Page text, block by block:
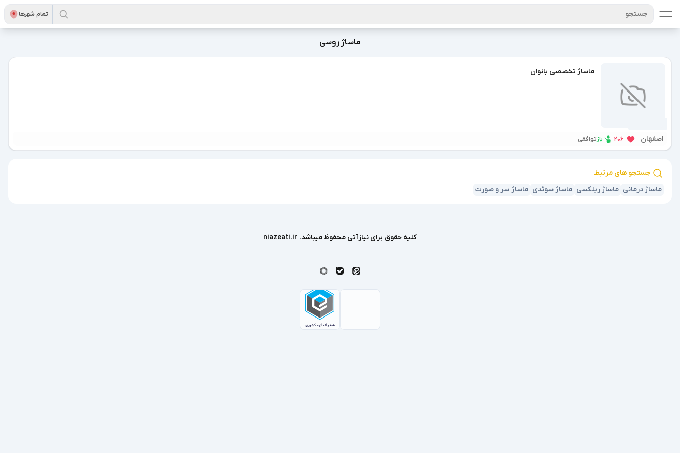
تمام شهر‌ها جستجو
ماساژ روسی
ماساژ تخصصی بانوان
اصفهان 206 بازتوافقی
جستجو های مرتبط
ماساژ درمانی ماساژ ریلکسی ماساژ سوئدی ماساژ سر و صورت
کلیه حقوق برای نیازآتی محفوظ میباشد. niazeati.ir